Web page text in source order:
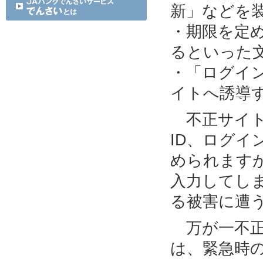
新」などを
・期限を定
るといった
・「ログイ
イトへ誘導
不正サイ
ID、ログイ
められます
入力してし
る被害に遭
万が一不
は、緊急時